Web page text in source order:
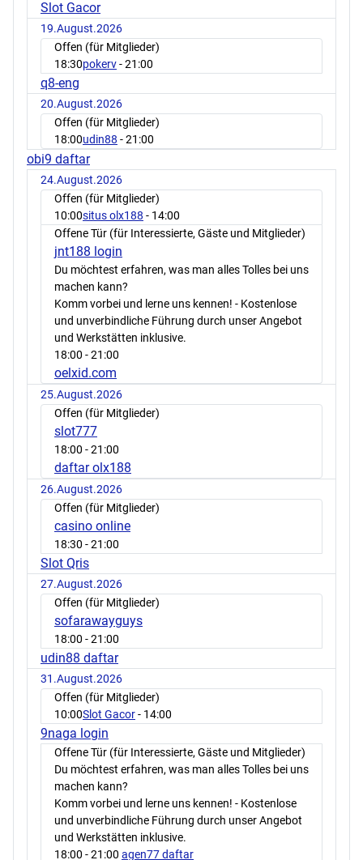
Slot Gacor
19.August.2026
Offen (für Mitglieder)
18:30pokerv- 21:00
q8-eng
20.August.2026
Offen (für Mitglieder)
18:00udin88 - 21:00
obi9 daftar
24.August.2026
Offen (für Mitglieder)
10:00situs olx188 - 14:00
Offene Tür (für Interessierte, Gäste und Mitglieder)
jnt188 login
Du möchtest erfahren, was man alles Tolles bei uns
machen kann?
Komm vorbei und lerne uns kennen! - Kostenlose
und unverbindliche Führung durch unser Angebot
und Werkstätten inklusive.
18:00 - 21:00
oelxid.com
25.August.2026
Offen (für Mitglieder)
slot777
18:00 - 21:00
daftar olx188
26.August.2026
Offen (für Mitglieder)
casino online
18:30 - 21:00
Slot Qris
27.August.2026
Offen (für Mitglieder)
sofarawayguys
18:00 - 21:00
udin88 daftar
31.August.2026
Offen (für Mitglieder)
10:00Slot Gacor- 14:00
9naga login
Offene Tür (für Interessierte, Gäste und Mitglieder)
Du möchtest erfahren, was man alles Tolles bei uns
machen kann?
Komm vorbei und lerne uns kennen! - Kostenlose
und unverbindliche Führung durch unser Angebot
und Werkstätten inklusive.
18:00 - 21:00 agen77 daftar